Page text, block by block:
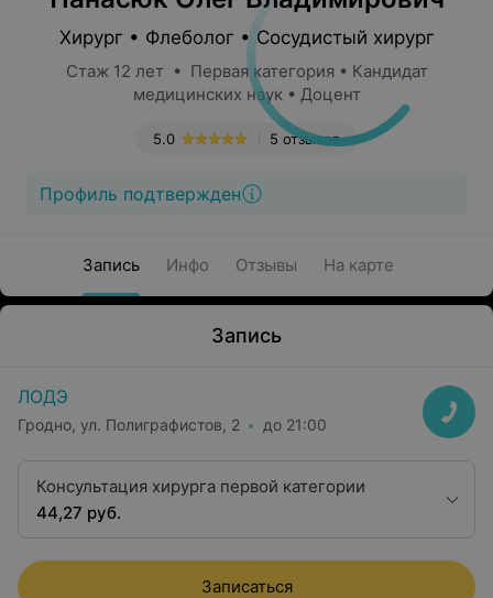
Хирург • Флеболог • Сосудистый хирург
Стаж 12 лет • Первая категория • Кандидат
медицинских наук • Доцент
5 отзывов
5.0
Профиль подтвержден
Запись Инфо Отзывы На карте
Запись
ЛОДЭ
Гродно, ул. Полиграфистов, 2 до 21:00
Консультация хирурга первой категории
44,27 руб.
Записаться